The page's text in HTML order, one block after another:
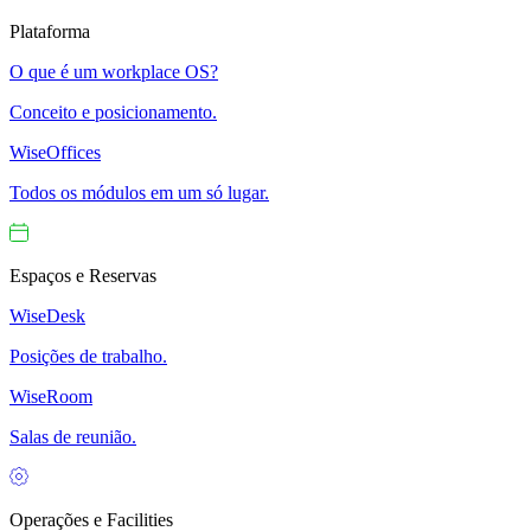
Plataforma
O que é um workplace OS?
Conceito e posicionamento.
WiseOffices
Todos os módulos em um só lugar.
Espaços e Reservas
WiseDesk
Posições de trabalho.
WiseRoom
Salas de reunião.
Operações e Facilities